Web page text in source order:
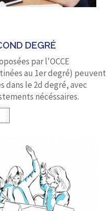
DEGRÉ
par l'OCCE
au 1er degré) peuvent
dans le 2d degré, avec
nécéssaires.